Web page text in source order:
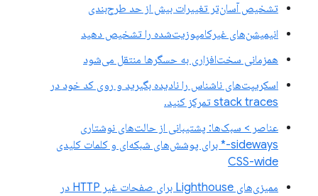
تشخیص آسان‌تر تغییرات بیش از حد طرح‌بندی
انیمیشن‌های غیرکامپوزیت‌شده را تشخیص دهید
همزمانی سخت‌افزاری به حسگرها منتقل می‌شود
اسکریپت‌های ناشناس را نادیده بگیرید و روی کد خود در
stack traces تمرکز کنید.
عناصر > سبک‌ها: پشتیبانی از حالت‌های نوشتاری
sideways-* برای پوشش‌های شبکه‌ای و کلمات کلیدی
CSS-wide
ممیزی‌های Lighthouse برای صفحات غیر HTTP در